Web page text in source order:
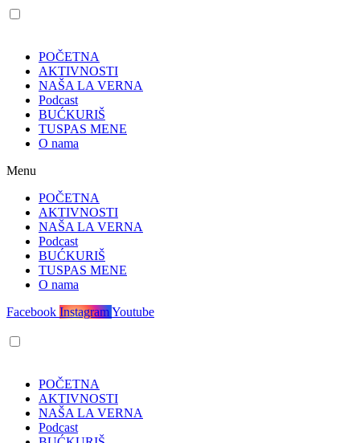
POČETNA
AKTIVNOSTI
NAŠA LA VERNA
Podcast
BUĆKURIŠ
TUSPAS MENE
O nama
Menu
POČETNA
AKTIVNOSTI
NAŠA LA VERNA
Podcast
BUĆKURIŠ
TUSPAS MENE
O nama
Facebook InstagramYoutube
POČETNA
AKTIVNOSTI
NAŠA LA VERNA
Podcast